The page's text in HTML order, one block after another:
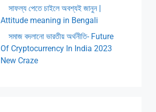
সাফল্য পেতে চাইলে অবশ্যই জানুন |
Attitude meaning in Bengali
সমাজ বদলানো ভারতীয় অর্থনীতি- Future
Of Cryptocurrency In India 2023
New Craze